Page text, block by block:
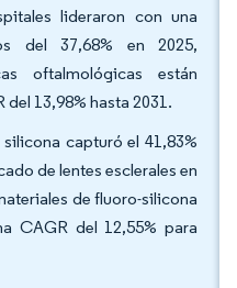
lideraron con una
del 37,68% en 2025,
oftalmológicas están
13,98% hasta 2031.
capturó el 41,83%
de lentes esclerales en
de fluoro-silicona
CAGR del 12,55% para